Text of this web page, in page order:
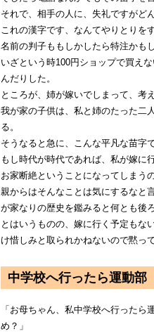
それで、相手の人に、失礼ですがど
これの漢字です、なんてやりとりを
名前の判子ももしかしたら特注かも
いざという時100円ショップで買え
んだりした。
ところが、姉が嫁いでしまって、考
我が家の子供は、私と姉のたった二
る。
そうなると急に、こんな平凡な苗字
もし時代が時代であれば、私が嫁に
お家断絶ということになってしまう
親からはそんなことは気にするなと
が家なりの歴史を鑑みると何とも後
とはいうものの、嫁に行く予定もな
け惜しみと取られかねないので黙っ
中学校へ行ったら運動部
「お母ちゃん、私中学校へ行ったら
め？」